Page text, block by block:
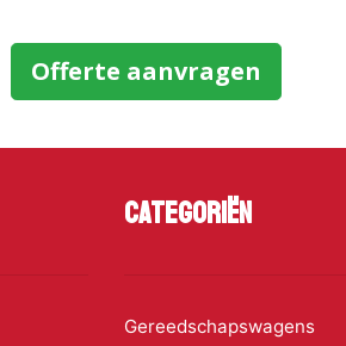
Offerte aanvragen
Categoriën
Gereedschapswagens